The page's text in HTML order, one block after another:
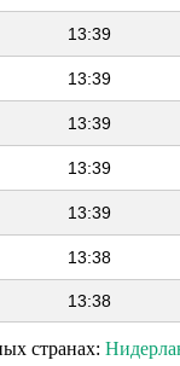
13:39
13:39
13:39
13:39
13:39
13:38
13:38
странах: